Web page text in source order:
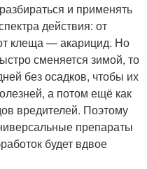
и применять
действия: от
клеща — акарицид. Но
сменяется зимой, то
без осадков, чтобы их
а потом ещё как
вредителей. Поэтому
препараты
будет вдвое